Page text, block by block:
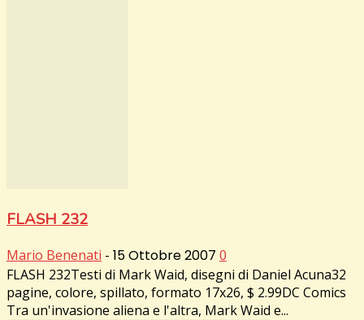
FLASH 232
Mario Benenati - 15 Ottobre 2007 0
FLASH 232Testi di Mark Waid, disegni di Daniel Acuna32
pagine, colore, spillato, formato 17x26, $ 2.99DC Comics
Tra un'invasione aliena e l'altra, Mark Waid e...